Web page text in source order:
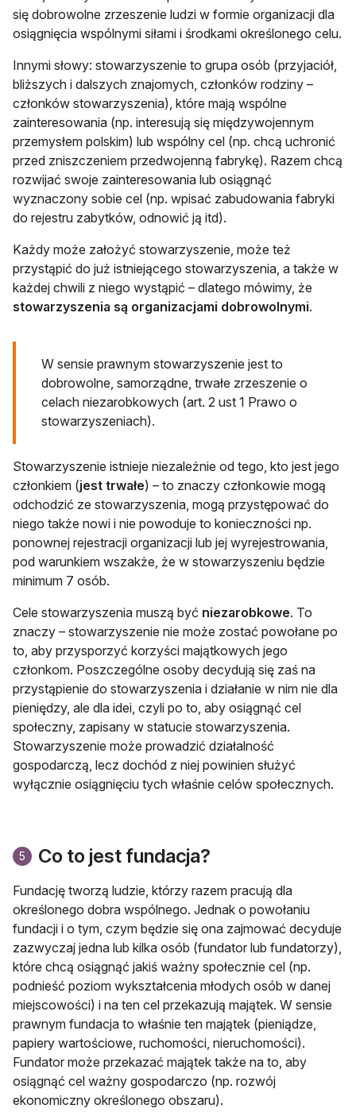
się dobrowolne zrzeszenie ludzi w formie organizacji dla
osiągnięcia wspólnymi siłami i środkami określonego celu.
Innymi słowy: stowarzyszenie to grupa osób (przyjaciół,
bliższych i dalszych znajomych, członków rodziny –
członków stowarzyszenia), które mają wspólne
zainteresowania (np. interesują się międzywojennym
przemysłem polskim) lub wspólny cel (np. chcą uchronić
przed zniszczeniem przedwojenną fabrykę). Razem chcą
rozwijać swoje zainteresowania lub osiągnąć
wyznaczony sobie cel (np. wpisać zabudowania fabryki
do rejestru zabytków, odnowić ją itd).
Każdy może założyć stowarzyszenie, może też
przystąpić do już istniejącego stowarzyszenia, a także w
każdej chwili z niego wystąpić – dlatego mówimy, że
stowarzyszenia są organizacjami dobrowolnymi.
W sensie prawnym stowarzyszenie jest to
dobrowolne, samorządne, trwałe zrzeszenie o
celach niezarobkowych (art. 2 ust 1 Prawo o
stowarzyszeniach).
Stowarzyszenie istnieje niezależnie od tego, kto jest jego
członkiem (jest trwałe) – to znaczy członkowie mogą
odchodzić ze stowarzyszenia, mogą przystępować do
niego także nowi i nie powoduje to konieczności np.
ponownej rejestracji organizacji lub jej wyrejestrowania,
pod warunkiem wszakże, że w stowarzyszeniu będzie
minimum 7 osób.
Cele stowarzyszenia muszą być niezarobkowe. To
znaczy – stowarzyszenie nie może zostać powołane po
to, aby przysporzyć korzyści majątkowych jego
członkom. Poszczególne osoby decydują się zaś na
przystąpienie do stowarzyszenia i działanie w nim nie dla
pieniędzy, ale dla idei, czyli po to, aby osiągnąć cel
społeczny, zapisany w statucie stowarzyszenia.
Stowarzyszenie może prowadzić działalność
gospodarczą, lecz dochód z niej powinien służyć
wyłącznie osiągnięciu tych właśnie celów społecznych.
5 Co to jest fundacja?
Fundację tworzą ludzie, którzy razem pracują dla
określonego dobra wspólnego. Jednak o powołaniu
fundacji i o tym, czym będzie się ona zajmować decyduje
zazwyczaj jedna lub kilka osób (fundator lub fundatorzy),
które chcą osiągnąć jakiś ważny społecznie cel (np.
podnieść poziom wykształcenia młodych osób w danej
miejscowości) i na ten cel przekazują majątek. W sensie
prawnym fundacja to właśnie ten majątek (pieniądze,
papiery wartościowe, ruchomości, nieruchomości).
Fundator może przekazać majątek także na to, aby
osiągnąć cel ważny gospodarczo (np. rozwój
ekonomiczny określonego obszaru).